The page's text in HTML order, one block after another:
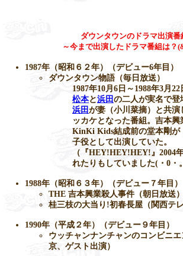
ダウンタウンのドラマ出演番
～今まで出演したドラマ番組は？
1987年（昭和６２年）（デビュー6年目）
ダウンタウン物語（毎日放送）
1987年10月6日～1988年3月22
松本と浜田 の二人が実名で登
浜田 が妻（小川菜摘）と共演
ッカケとなった番組。吉本興
KinKi Kids結成前の堂本剛が
子役として出演していた。
（『HEY!HEY!HEY!』2004
れたりもしていました(・0・
1988年（昭和６３年）（デビュー７年目）
THE 吉本興業殺人事件（朝日放送）
桂三枝の大当り!初春長屋（関西テレ
1990年（平成２年）（デビュー９年目）
ウッチャンナンチャンのコンビニ
京、ゲスト出演）